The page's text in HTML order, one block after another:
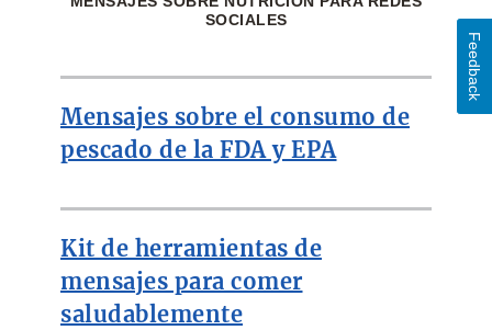
SOCIALES
Mensajes sobre el consumo de
pescado de la FDA y EPA
Kit de herramientas de
mensajes para comer
saludablemente
Feedback